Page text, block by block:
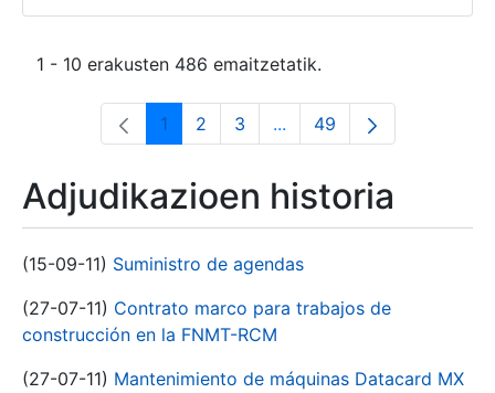
1 - 10 erakusten 486 emaitzetatik.
Orrialdea
1 Orrialdea
2 Orrialdea
3 ...Intermediate Pages Use
Orrialdea
49
Adjudikazioen historia
(15-09-11) Suministro de agendas
(27-07-11) Contrato marco para trabajos de
construcción en la FNMT-RCM
(27-07-11) Mantenimiento de máquinas Datacard MX